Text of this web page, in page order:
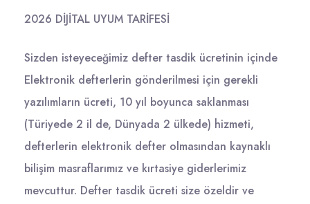
2026 DİJİTAL UYUM TARİFESİ
Sizden isteyeceğimiz defter tasdik ücretinin içinde
Elektronik defterlerin gönderilmesi için gerekli
yazılımların ücreti, 10 yıl boyunca saklanması
(Türiyede 2 il de, Dünyada 2 ülkede) hizmeti,
defterlerin elektronik defter olmasından kaynaklı
bilişim masraflarımız ve kırtasiye giderlerimiz
mevcuttur. Defter tasdik ücreti size özeldir ve